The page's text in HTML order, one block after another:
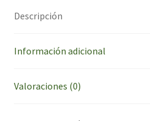
Descripción
Información adicional
Valoraciones (0)